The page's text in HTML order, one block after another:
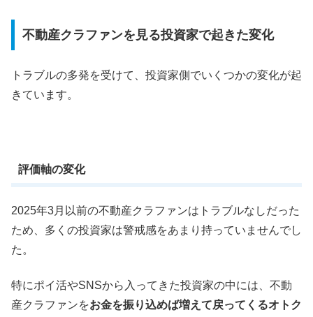
不動産クラファンを見る投資家で起きた変化
トラブルの多発を受けて、投資家側でいくつかの変化が起
きています。
評価軸の変化
2025年3月以前の不動産クラファンはトラブルなしだった
ため、多くの投資家は警戒感をあまり持っていませんでし
た。
特にポイ活やSNSから入ってきた投資家の中には、不動
産クラファンをお金を振り込めば増えて戻ってくるオトク